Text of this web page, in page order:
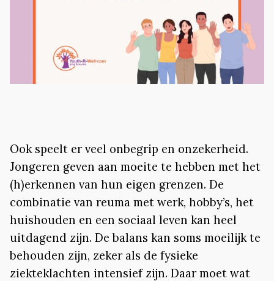
Ook speelt er veel onbegrip en onzekerheid.
Jongeren geven aan moeite te hebben met het
(h)erkennen van hun eigen grenzen. De
combinatie van reuma met werk, hobby’s, het
huishouden en een sociaal leven kan heel
uitdagend zijn. De balans kan soms moeilijk te
behouden zijn, zeker als de fysieke
ziekteklachten intensief zijn. Daar moet wat